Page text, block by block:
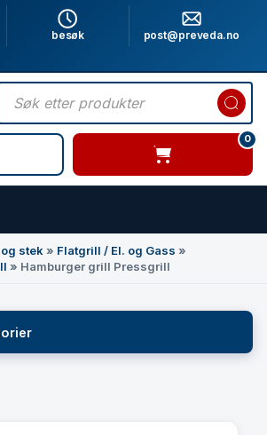
besøk post@preveda.no
search
0
varer i handlevogn
og stek » Flatgrill / El. og Gass »
» Hamburger grill Pressgrill